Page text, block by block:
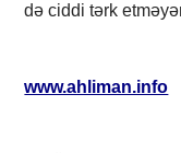
dә ciddi tәrk
www.ahliman.info